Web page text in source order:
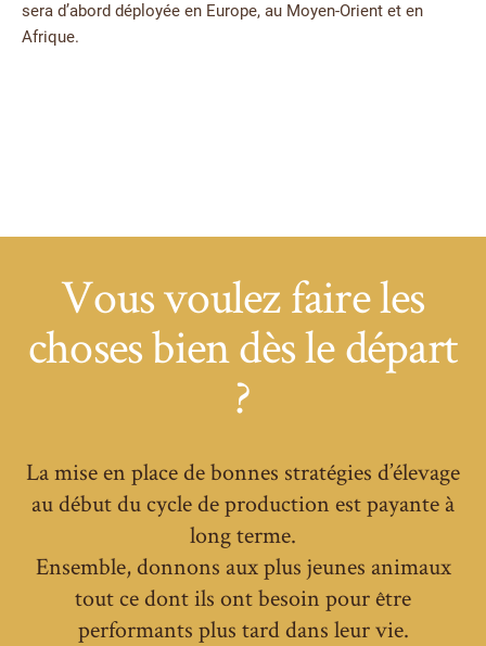
sera d’abord déployée en Europe, au Moyen-Orient et en
Afrique.
Vous voulez faire les
choses bien dès le départ
?
La mise en place de bonnes stratégies d’élevage
au début du cycle de production est payante à
long terme.
Ensemble, donnons aux plus jeunes animaux
tout ce dont ils ont besoin pour être
performants plus tard dans leur vie.